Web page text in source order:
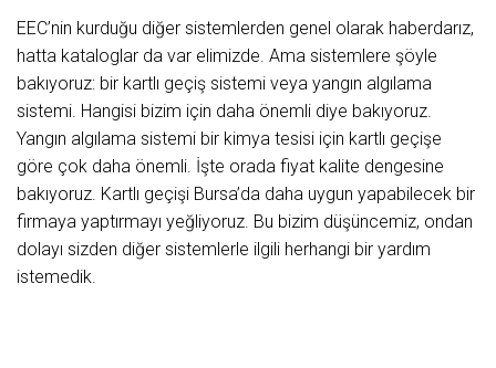
EEC’nin kurduğu diğer sistemlerden genel olarak haberdarız,
hatta kataloglar da var elimizde. Ama sistemlere şöyle
bakıyoruz: bir kartlı geçiş sistemi veya yangın algılama
sistemi. Hangisi bizim için daha önemli diye bakıyoruz.
Yangın algılama sistemi bir kimya tesisi için kartlı geçişe
göre çok daha önemli. İşte orada fiyat kalite dengesine
bakıyoruz. Kartlı geçişi Bursa’da daha uygun yapabilecek bir
firmaya yaptırmayı yeğliyoruz. Bu bizim düşüncemiz, ondan
dolayı sizden diğer sistemlerle ilgili herhangi bir yardım
istemedik.